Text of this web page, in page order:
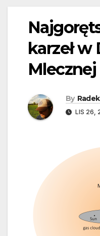
karzeł w
Mlecznej
By
LIS 26,